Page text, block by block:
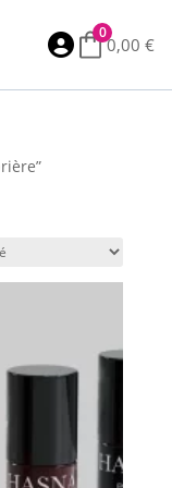
 0
0,00 €